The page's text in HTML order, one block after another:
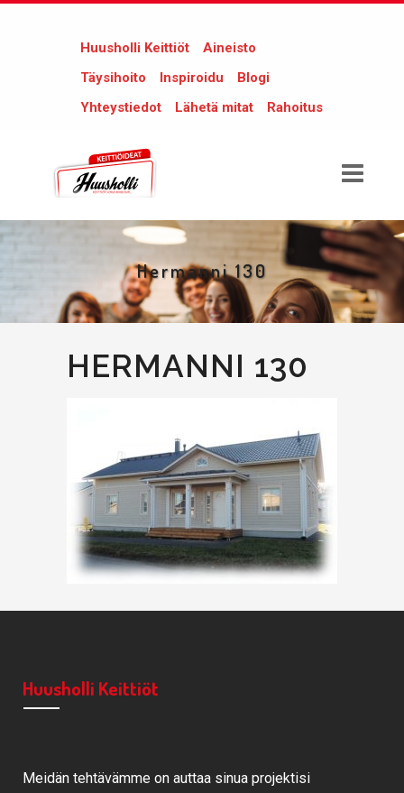
Huusholli Keittiöt
Aineisto
Täysihoito
Inspiroidu
Blogi
Yhteystiedot
Lähetä mitat Rahoitus
Hermanni 130
HERMANNI 130
Huusholli Keittiöt
Meidän tehtävämme on auttaa sinua projektisi